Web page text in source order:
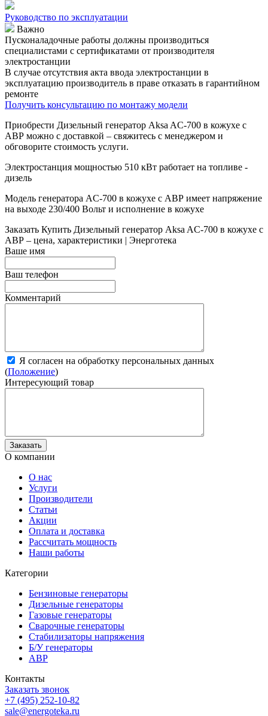
Руководство по эксплуатации
Важно
Пусконаладочные работы должны производиться
специалистами с сертификатами от производителя
электростанции
В случае отсутствия акта ввода электростанции в
эксплуатацию производитель в праве отказать в гарантийном
ремонте
Получить консультацию по монтажу модели
Приобрести Дизельный генератор Aksa AC-700 в кожухе с
АВР можно с доставкой – свяжитесь с менеджером и
обговорите стоимость услуги.
Электростанция мощностью 510 кВт работает на топливе -
дизель
Модель генератора AC-700 в кожухе с АВР имеет напряжение
на выходе 230/400 Вольт и исполнение в кожухе
Заказать Купить Дизельный генератор Aksa AC-700 в кожухе с
АВР – цена, характеристики | Энерготека
Ваше имя
Ваш телефон
Комментарий
Я согласен на обработку персональных данных
(Положение)
Интересующий товар
О компании
О нас
Услуги
Производители
Статьи
Акции
Оплата и доставка
Рассчитать мощность
Наши работы
Категории
Бензиновые генераторы
Дизельные генераторы
Газовые генераторы
Сварочные генераторы
Стабилизаторы напряжения
Б/У генераторы
АВР
Контакты
Заказать звонок
+7 (495) 252-10-82
sale@energoteka.ru